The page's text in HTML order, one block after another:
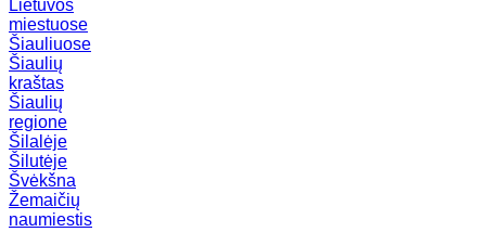
Lietuvos
miestuose
Šiauliuose
Šiaulių
kraštas
Šiaulių
regione
Šilalėje
Šilutėje
Švėkšna
Žemaičių
naumiestis